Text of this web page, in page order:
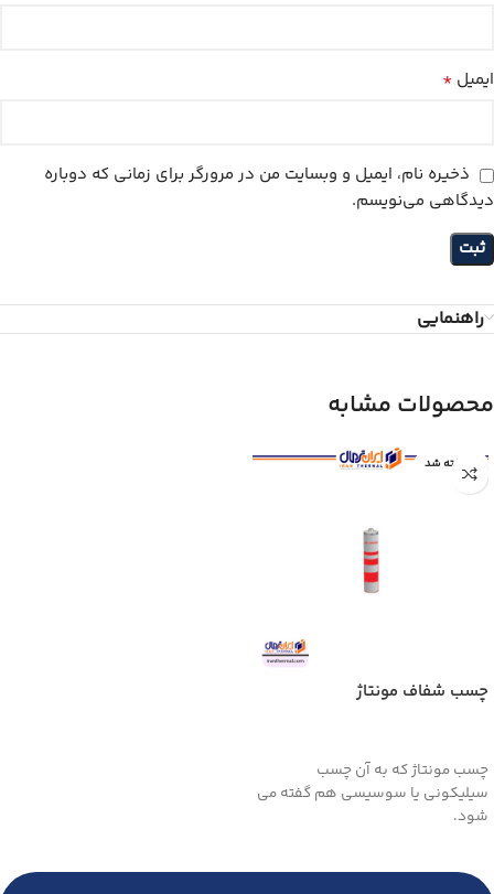
ایمیل *
ذخیره نام، ایمیل و وبسایت من در مرورگر برای زمانی که دوباره
دیدگاهی می‌نویسم.
راهنمایی
محصولات مشابه
فروخته شد
چسب شفاف مونتاژ
چسب مونتاژ که به آن چسب
سیلیکونی یا سوسیسی هم گفته می
شود.